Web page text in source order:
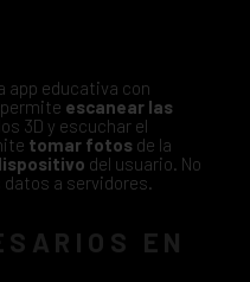
app educativa con
escanear las
3D y escuchar el
tomar fotos de la
del usuario. No
a servidores.
EN